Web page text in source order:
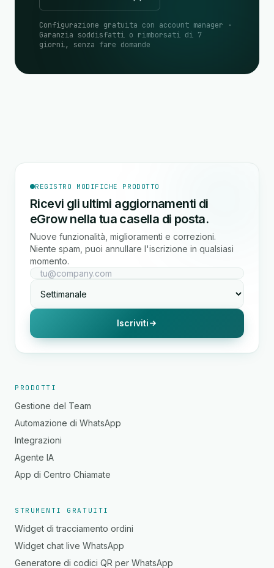
Configurazione gratuita con account manager ·
Garanzia soddisfatti o rimborsati di 7
giorni, senza fare domande
REGISTRO MODIFICHE PRODOTTO
Ricevi gli ultimi aggiornamenti di
eGrow nella tua casella di posta.
Nuove funzionalità, miglioramenti e correzioni.
Niente spam, puoi annullare l'iscrizione in qualsiasi
momento.
Iscriviti
PRODOTTI
Gestione del Team
Automazione di WhatsApp
Integrazioni
Agente IA
App di Centro Chiamate
STRUMENTI GRATUITI
Widget di tracciamento ordini
Widget chat live WhatsApp
Generatore di codici QR per WhatsApp